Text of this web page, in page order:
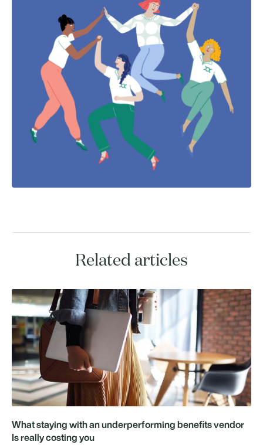
Related articles
What staying with an underperforming benefits vendor
Is really costing you